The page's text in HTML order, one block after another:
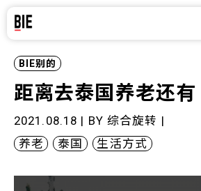
BIE别的
距离去泰国养老还
2021.08.18 | BY 综合旋转 |
养老
泰国 生活方式